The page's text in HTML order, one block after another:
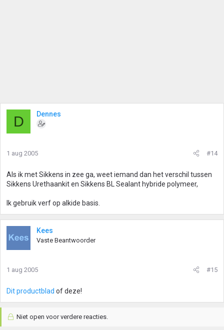
D Dennes
1 aug 2005 #14
Als ik met Sikkens in zee ga, weet iemand dan het verschil tussen
Sikkens Urethaankit en Sikkens BL Sealant hybride polymeer,
Ik gebruik verf op alkide basis.
Kees
Vaste Beantwoorder
1 aug 2005 #15
Dit productblad of deze!
Niet open voor verdere reacties.